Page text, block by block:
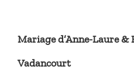
Mariage d’Anne-Laure &
Vadancourt